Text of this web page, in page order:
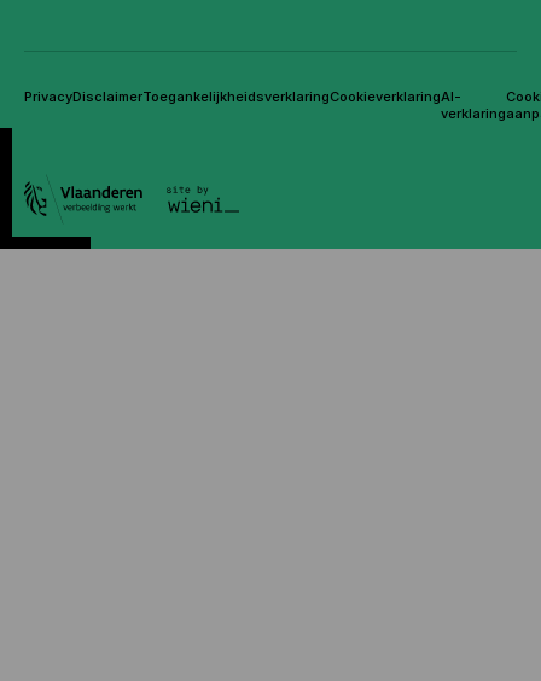
PrivacyDisclaimerToegankelijkheidsverklaringCookieverklaringAI-
verklaring